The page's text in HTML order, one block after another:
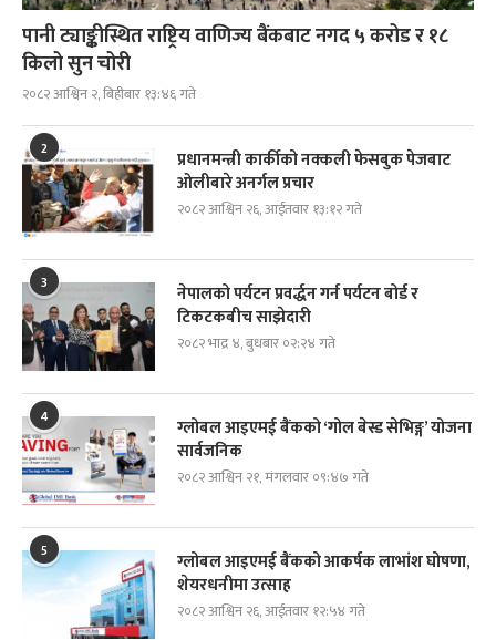
पानी ट्याङ्कीस्थित राष्ट्रिय वाणिज्य बैंकबाट नगद ५ करोड र १८
किलो सुन चोरी
२०८२ आश्विन २, बिहीबार १३:४६ गते
2
प्रधानमन्त्री कार्कीको नक्कली फेसबुक पेजबाट
ओलीबारे अनर्गल प्रचार
२०८२ आश्विन २६, आईतवार १३:१२ गते
3
नेपालको पर्यटन प्रवर्द्धन गर्न पर्यटन बोर्ड र
टिकटकबीच साझेदारी
२०८२ भाद्र ४, बुधबार ०२:२४ गते
4
ग्लोबल आइएमई बैंकको ‘गोल बेस्ड सेभिङ्ग’ योजना
सार्वजनिक
२०८२ आश्विन २१, मंगलवार ०९:४७ गते
5
ग्लोबल आइएमई बैंकको आकर्षक लाभांश घोषणा,
शेयरधनीमा उत्साह
२०८२ आश्विन २६, आईतवार १२:५४ गते